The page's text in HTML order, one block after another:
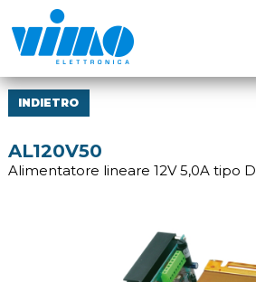
INDIETRO
AL120V50
Alimentatore lineare 12V 5,0A tipo D